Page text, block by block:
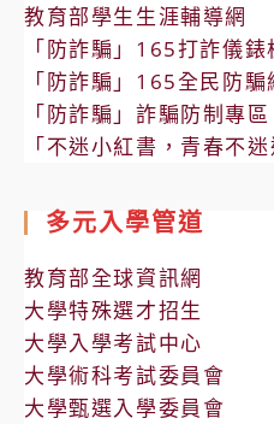
教育部學生生涯輔導網
「防詐騙」165打詐儀錶
「防詐騙」165全民防騙
「防詐騙」詐騙防制專區
「不迷小紅書，青春不
多元入學管道
教育部全球資訊網
大學特殊選才招生
大學入學考試中心
大學術科考試委員會
大學甄選入學委員會